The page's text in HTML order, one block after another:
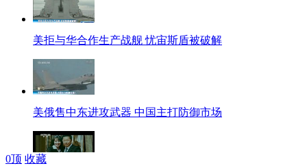
美拒与华合作生产战舰 忧宙斯盾被破解
美俄售中东进攻武器 中国主打防御市场
0顶 收藏